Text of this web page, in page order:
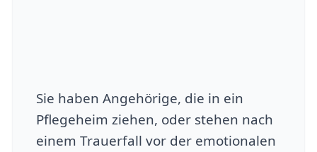
Sie haben Angehörige, die in ein
Pflegeheim ziehen, oder stehen nach
einem Trauerfall vor der emotionalen